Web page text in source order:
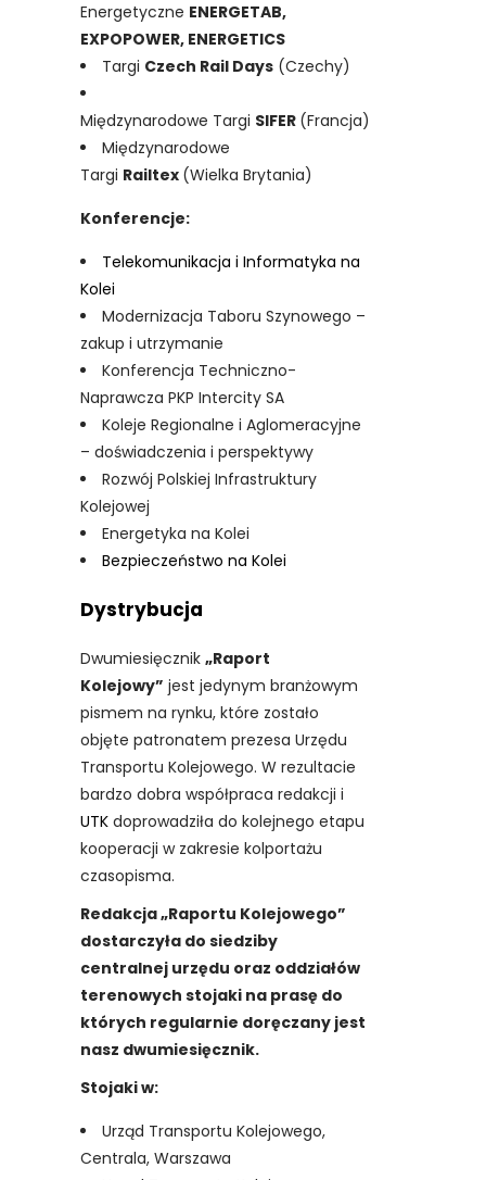
Energetyczne ENERGETAB,
EXPOPOWER, ENERGETICS
Targi Czech Rail Days (Czechy)
Międzynarodowe Targi SIFER (Francja)
Międzynarodowe
Targi Railtex (Wielka Brytania)
Konferencje:
Telekomunikacja i Informatyka na
Kolei
Modernizacja Taboru Szynowego –
zakup i utrzymanie
Konferencja Techniczno-
Naprawcza PKP Intercity SA
Koleje Regionalne i Aglomeracyjne
– doświadczenia i perspektywy
Rozwój Polskiej Infrastruktury
Kolejowej
Energetyka na Kolei
Bezpieczeństwo na Kolei
Dystrybucja
Dwumiesięcznik „Raport
Kolejowy” jest jedynym branżowym
pismem na rynku, które zostało
objęte patronatem prezesa Urzędu
Transportu Kolejowego. W rezultacie
bardzo dobra współpraca redakcji i
UTK doprowadziła do kolejnego etapu
kooperacji w zakresie kolportażu
czasopisma.
Redakcja „Raportu Kolejowego”
dostarczyła do siedziby
centralnej urzędu oraz oddziałów
terenowych stojaki na prasę do
których regularnie doręczany jest
nasz dwumiesięcznik.
Stojaki w:
Urząd Transportu Kolejowego,
Centrala, Warszawa